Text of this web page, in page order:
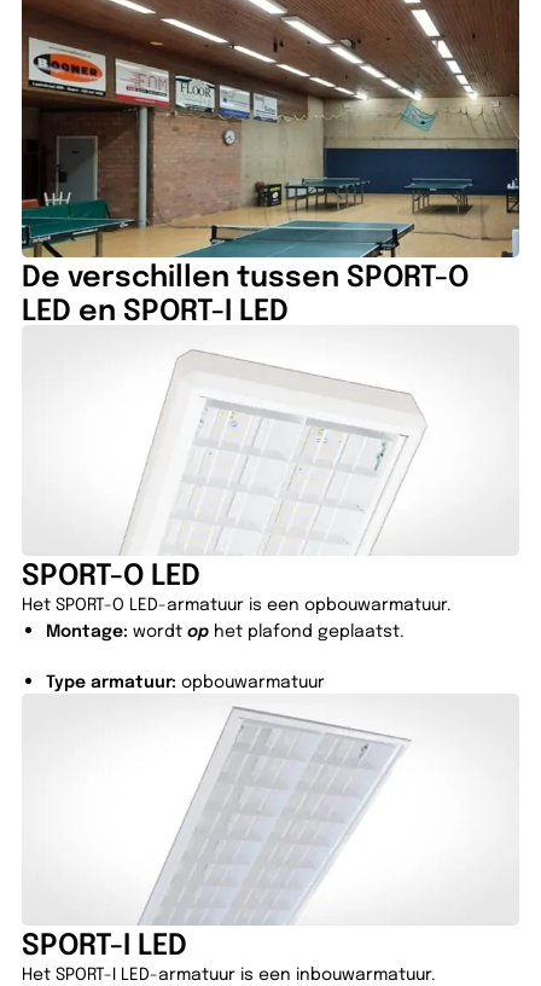
De verschillen tussen SPORT-O
LED en SPORT-I LED
SPORT-O LED
Het SPORT-O LED-armatuur is een opbouwarmatuur.
Montage: wordt op het plafond geplaatst.
Type armatuur: opbouwarmatuur
SPORT-I LED
Het SPORT-I LED-armatuur is een inbouwarmatuur.